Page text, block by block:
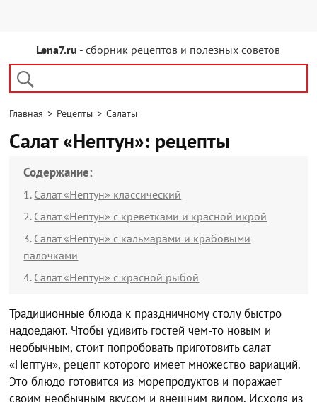
Lena7.ru - сборник рецептов и полезных советов
Главная > Рецепты >Салаты
Салат «Нептун»: рецепты
Содержание:
Салат «Нептун» классический
Салат «Нептун» с креветками и красной икрой
Салат «Нептун» с кальмарами и крабовыми
палочками
Салат «Нептун» с красной рыбой
Традиционные блюда к праздничному столу быстро
надоедают. Чтобы удивить гостей чем-то новым и
необычным, стоит попробовать приготовить салат
«Нептун», рецепт которого имеет множество вариаций.
Это блюдо готовится из морепродуктов и поражает
своим необычным вкусом и внешним видом. Исходя из